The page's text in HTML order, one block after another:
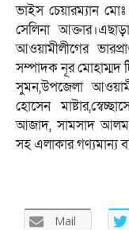
ভাইস চেয়ারম্যান মোঃ
সেলিনা
আওয়ামীলীগের
সম্পাদক নূর মোহাম্মদ
সুমন,উপজেলা
হোসেন
আজাদ, সামসাদ আলম,
সহ এলাকার গণ্যমান্য
Mail